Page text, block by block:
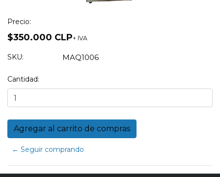
Precio:
$350.000 CLP+ IVA
SKU: MAQ1006
Cantidad:
← Seguir comprando